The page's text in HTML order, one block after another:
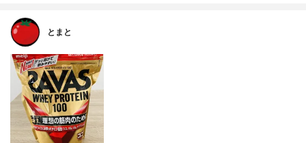
とまと